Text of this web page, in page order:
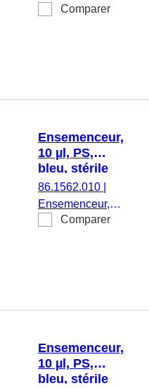
volume de
Comparer
Ensemenceur,
10 µl, PS,
bleu, stérile
86.1562.010
Ensemenceur,
volume de
Comparer
Ensemenceur,
10 µl, PS,
bleu, stérile